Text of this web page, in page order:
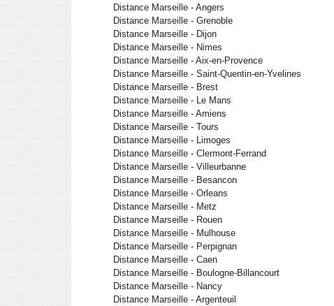
Distance Marseille - Angers
Distance Marseille - Grenoble
Distance Marseille - Dijon
Distance Marseille - Nimes
Distance Marseille - Aix-en-Provence
Distance Marseille - Saint-Quentin-en-Yvelines
Distance Marseille - Brest
Distance Marseille - Le Mans
Distance Marseille - Amiens
Distance Marseille - Tours
Distance Marseille - Limoges
Distance Marseille - Clermont-Ferrand
Distance Marseille - Villeurbanne
Distance Marseille - Besancon
Distance Marseille - Orleans
Distance Marseille - Metz
Distance Marseille - Rouen
Distance Marseille - Mulhouse
Distance Marseille - Perpignan
Distance Marseille - Caen
Distance Marseille - Boulogne-Billancourt
Distance Marseille - Nancy
Distance Marseille - Argenteuil